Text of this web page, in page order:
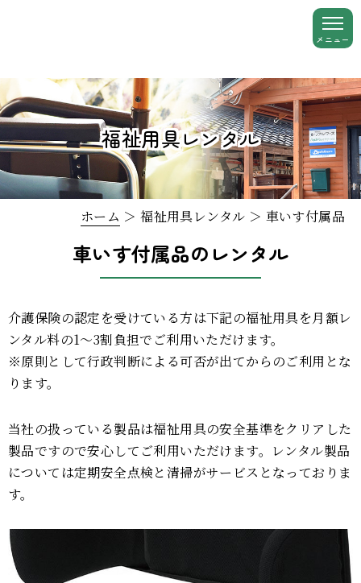
福祉用具レンタル
ホーム ＞ 福祉用具レンタル ＞ 車いす付属品
車いす付属品のレンタル
介護保険の認定を受けている方は下記の福祉用具を月額レ
ンタル料の1～3割負担でご利用いただけます。
※原則として行政判断による可否が出てからのご利用とな
ります。
当社の扱っている製品は福祉用具の安全基準をクリアした
製品ですので安心してご利用いただけます。レンタル製品
については定期安全点検と清掃がサービスとなっておりま
す。